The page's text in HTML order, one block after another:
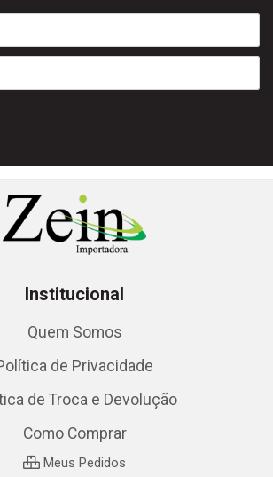
Institucional
Quem Somos
de Privacidade
de Troca e Devolução
Como Comprar
Meus Pedidos